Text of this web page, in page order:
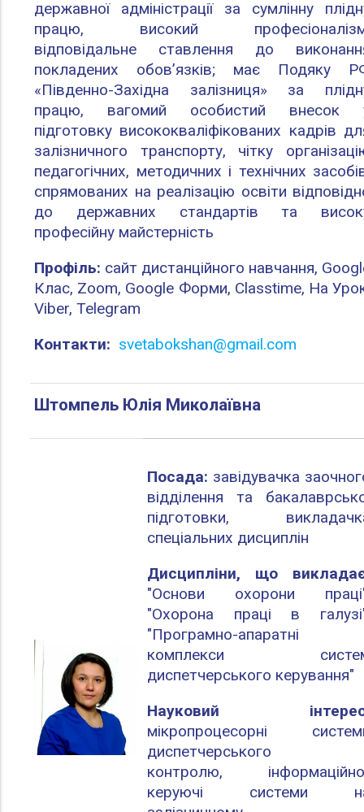
державної адміністрації за сумлінну
працю, високий
відповідальне ставлення до
покладених обов’язків; має Подяку
«Південно-Західна залізниця» за
працю, вагомий особистий внесок
підготовку висококваліфікованих кадрів
залізничного транспорту, чітку
педагогічних, методичних і технічних
спрямованих на реалізацію освіти
до державних стандартів та
професійну майстерність
Профіль: сайт дистанційного навчання,
Клас, Zoom, Google Форми, Classtime, На
Viber, Telegram
Контакти: svetabokshan@gmail.com
Штомпель Юлія Миколаївна
Посада: завідувачка
відділення та
підготовки,
спеціальних дисциплін
Дисципліни, що
"Основи охорони
"Охорона праці в
"Програмно-апаратні
комплекси
диспетчерського керування"
Науковий
мікропроцесорні
диспетчерського
контролю,
керуючі системи